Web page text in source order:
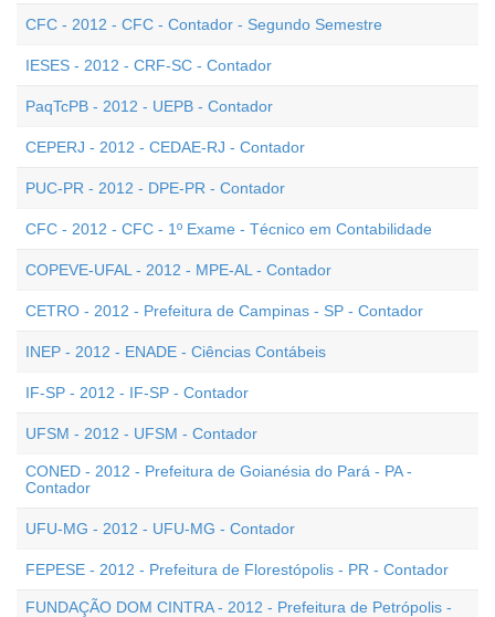
CFC - 2012 - CFC - Contador - Segundo Semestre
IESES - 2012 - CRF-SC - Contador
PaqTcPB - 2012 - UEPB - Contador
CEPERJ - 2012 - CEDAE-RJ - Contador
PUC-PR - 2012 - DPE-PR - Contador
CFC - 2012 - CFC - 1º Exame - Técnico em Contabilidade
COPEVE-UFAL - 2012 - MPE-AL - Contador
CETRO - 2012 - Prefeitura de Campinas - SP - Contador
INEP - 2012 - ENADE - Ciências Contábeis
IF-SP - 2012 - IF-SP - Contador
UFSM - 2012 - UFSM - Contador
CONED - 2012 - Prefeitura de Goianésia do Pará - PA -
Contador
UFU-MG - 2012 - UFU-MG - Contador
FEPESE - 2012 - Prefeitura de Florestópolis - PR - Contador
FUNDAÇÃO DOM CINTRA - 2012 - Prefeitura de Petrópolis -